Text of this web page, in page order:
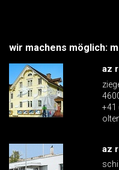
wir machens möglich:
az
+41
az